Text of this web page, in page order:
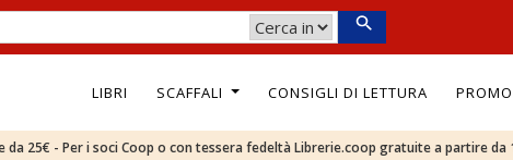
LIBRI SCAFFALI CONSIGLI DI LETTURA
25€ - Per i soci Coop o con tessera fedeltà Librerie.coop gratuite a partire da